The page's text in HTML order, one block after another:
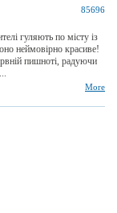
85696
гуляють по місту із
неймовірно красиве!
пишноті, радуючи
More